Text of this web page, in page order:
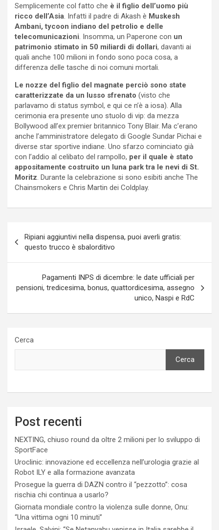
Semplicemente col fatto che è il figlio dell’uomo più
ricco dell’Asia. Infatti il padre di Akash è Muskesh
Ambani, tycoon indiano del petrolio e delle
telecomunicazioni. Insomma, un Paperone con un
patrimonio stimato in 50 miliardi di dollari, davanti ai
quali anche 100 milioni in fondo sono poca cosa, a
differenza delle tasche di noi comuni mortali.
Le nozze del figlio del magnate perciò sono state
caratterizzate da un lusso sfrenato (visto che
parlavamo di status symbol, e qui ce n’è a iosa). Alla
cerimonia era presente uno stuolo di vip: da mezza
Bollywood all’ex premier britannico Tony Blair. Ma c’erano
anche l’amministratore delegato di Google Sundar Pichai e
diverse star sportive indiane. Uno sfarzo cominciato già
con l’addio al celibato del rampollo, per il quale è stato
appositamente costruito un luna park tra le nevi di St.
Moritz. Durante la celebrazione si sono esibiti anche The
Chainsmokers e Chris Martin dei Coldplay.
articoli
Ripiani aggiuntivi nella dispensa, puoi averli gratis:
questo trucco è sbalorditivo
Pagamenti INPS di dicembre: le date ufficiali per
pensioni, tredicesima, bonus, quattordicesima, assegno
unico, Naspi e RdC
Cerca
Cerca
Post recenti
NEXTING, chiuso round da oltre 2 milioni per lo sviluppo di
SportFace
Uroclinic: innovazione ed eccellenza nell’urologia grazie al
Robot ILY e alla formazione avanzata
Prosegue la guerra di DAZN contro il “pezzotto”: cosa
rischia chi continua a usarlo?
Giornata mondiale contro la violenza sulle donne, Onu:
“Una vittima ogni 10 minuti”